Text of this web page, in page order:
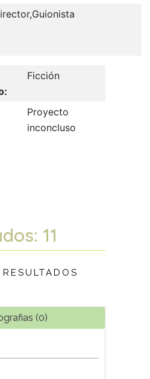
Ficción
Proyecto
inconcluso
11
(0)